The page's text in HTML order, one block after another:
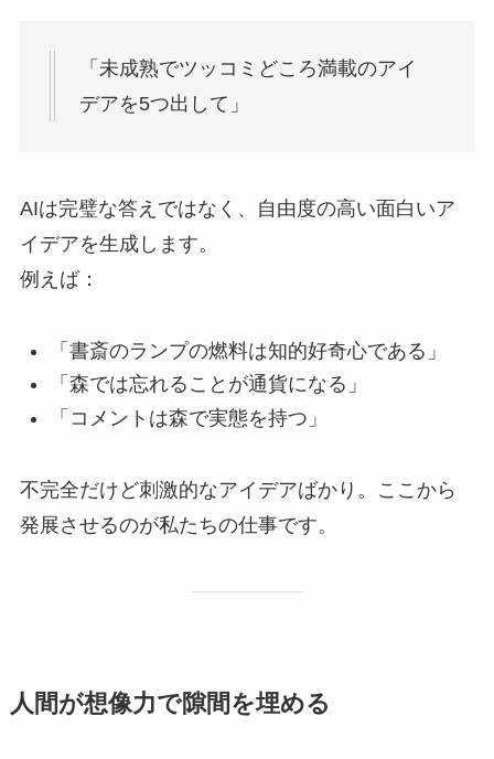
「未成熟でツッコミどころ満載のアイ
デアを5つ出して」
AIは完璧な答えではなく、自由度の高い面白いア
イデアを生成します。
例えば：
「書斎のランプの燃料は知的好奇心である」
「森では忘れることが通貨になる」
「コメントは森で実態を持つ」
不完全だけど刺激的なアイデアばかり。ここから
発展させるのが私たちの仕事です。
人間が想像力で隙間を埋める